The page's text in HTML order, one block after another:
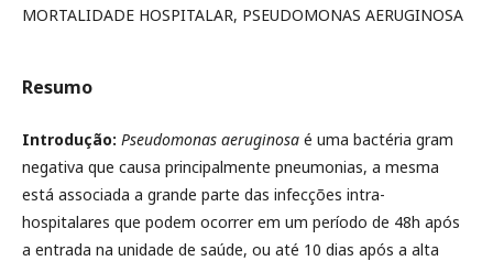
MORTALIDADE HOSPITALAR, PSEUDOMONAS AERUGINOSA
Resumo
Introdução: Pseudomonas aeruginosa é uma bactéria gram
negativa que causa principalmente pneumonias, a mesma
está associada a grande parte das infecções intra-
hospitalares que podem ocorrer em um período de 48h após
a entrada na unidade de saúde, ou até 10 dias após a alta